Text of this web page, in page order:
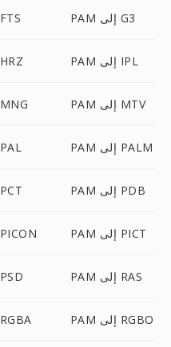
PAM إلى FTS PAM إلى G3
PAM إلى HRZ PAM إلى IPL
PAM إلى MNG PAM إلى MTV
PAM إلى PAL PAM إلى PALM
PAM إلى PCT PAM إلى PDB
PAM إلى PICON PAM إلى PICT
PAM إلى PSD PAM إلى RAS
PAM إلى RGBA PAM إلى RGBO